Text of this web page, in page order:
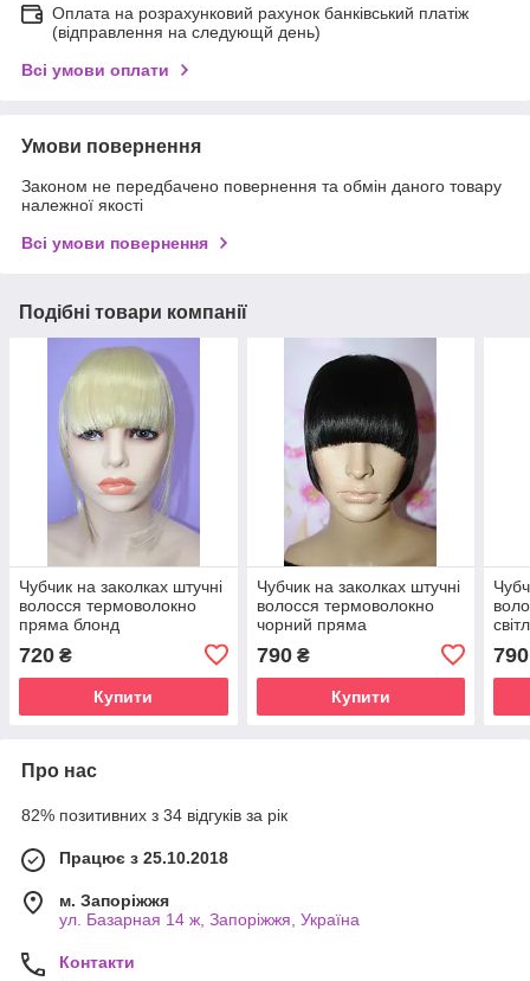
Оплата на розрахунковий рахунок банківський платіж
(відправлення на следующй день)
Всі умови оплати
Умови повернення
Законом не передбачено повернення та обмін даного товару
належної якості
Всі умови повернення
Подібні товари компанії
Чубчик на заколках штучні
волосся термоволокно
пряма блонд
720 ₴
Купити
Чубчик на заколках штучні
волосся термоволокно
чорний пряма
790₴
Купити
790
Про нас
82% позитивних з 34 відгуків за рік
Працює з 25.10.2018
м. Запоріжжя
ул. Базарная 14 ж, Запоріжжя, Україна
Контакти